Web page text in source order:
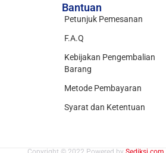
Bantuan
Petunjuk Pemesanan
F.A.Q
Kebijakan Pengembalian
Barang
Metode Pembayaran
Syarat dan Ketentuan